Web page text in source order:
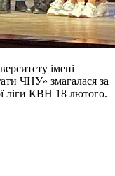
імені
ЧНУ» змагалася за
ліги КВН 18 лютого.